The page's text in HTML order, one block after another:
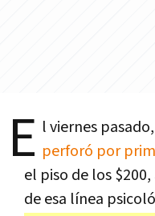
E l viernes
perforó por
el piso de los
de esa línea